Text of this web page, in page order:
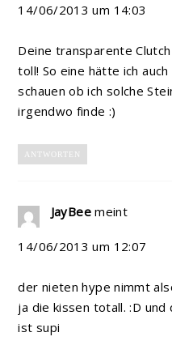
14/06/2013 um 14:03
Deine transparente
toll! So eine hätte ich
schauen ob ich solche
irgendwo finde :)
ANTWORTEN
JayBee meint
14/06/2013 um 12:07
der nieten hype nimmt
ja die kissen totall. :D
ist supi